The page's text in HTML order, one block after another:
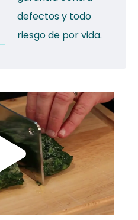
defectos y todo
riesgo de por vida.